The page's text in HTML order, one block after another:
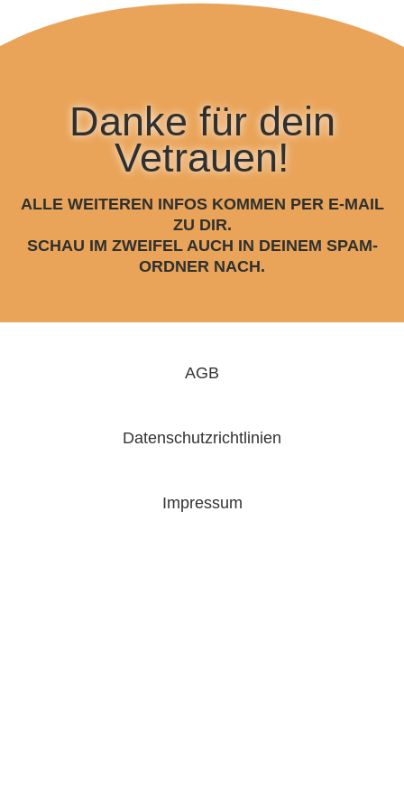
Danke für dein
Vetrauen!
ALLE WEITEREN INFOS KOMMEN PER E-MAIL
ZU DIR.
SCHAU IM ZWEIFEL AUCH IN DEINEM SPAM-
ORDNER NACH.
AGB
Datenschutzrichtlinien
Impressum